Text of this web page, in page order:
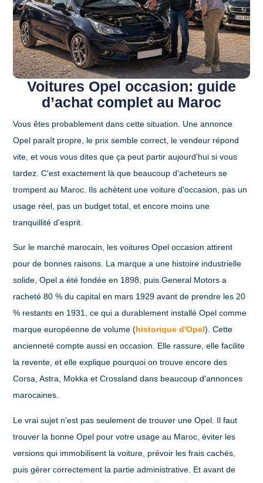
Voitures Opel occasion: guide
d’achat complet au Maroc
Vous êtes probablement dans cette situation. Une annonce
Opel paraît propre, le prix semble correct, le vendeur répond
vite, et vous vous dites que ça peut partir aujourd'hui si vous
tardez. C'est exactement là que beaucoup d'acheteurs se
trompent au Maroc. Ils achètent une voiture d'occasion, pas un
usage réel, pas un budget total, et encore moins une
tranquillité d'esprit.
Sur le marché marocain, lesvoitures Opel occasion attirent
pour de bonnes raisons. La marque a une histoire industrielle
solide, Opel a été fondée en 1898, puis General Motors a
racheté80 % du capital en mars 1929 avant de prendre les20
% restants en 1931, ce qui a durablement installé Opel comme
marque européenne de volume (historique d'Opel). Cette
ancienneté compte aussi en occasion. Elle rassure, elle facilite
la revente, et elle explique pourquoi on trouve encore des
Corsa, Astra, Mokka et Crossland dans beaucoup d'annonces
marocaines.
Le vrai sujet n'est pas seulement de trouver une Opel. Il faut
trouver la bonne Opel pour votre usage au Maroc , éviter les
versions qui immobilisent la voiture, prévoir les frais cachés,
puis gérer correctement la partie administrative. Et avant de